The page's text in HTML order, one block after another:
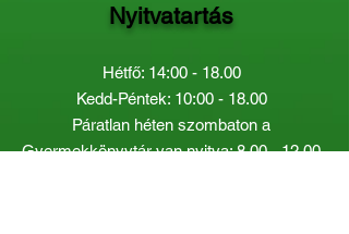
Nyitvatartás
Hétfő: 14:00 - 18.00
Kedd-Péntek: 10:00 - 18.00
Páratlan héten szombaton a
Gyermekkönyvtár van nyitva:8.00 - 12.00